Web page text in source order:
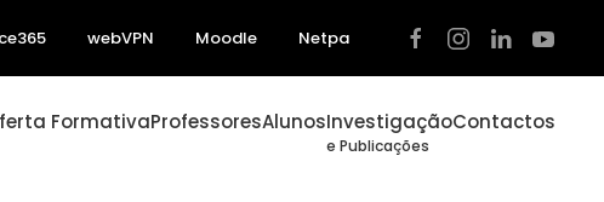
webVPN Moodle Netpa
FormativaProfessoresAlunosInvestigação
e Publicações
Contactos